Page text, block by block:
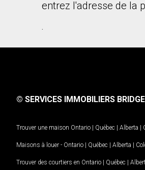
entrez l'adresse de la
.
© SERVICES IMMOBILIERS
Trouver une maison Ontario | Québec | Alberta |
Maisons à louer - Ontario | Québec | Alberta |
Trouver des courtiers en Ontario | Québec |